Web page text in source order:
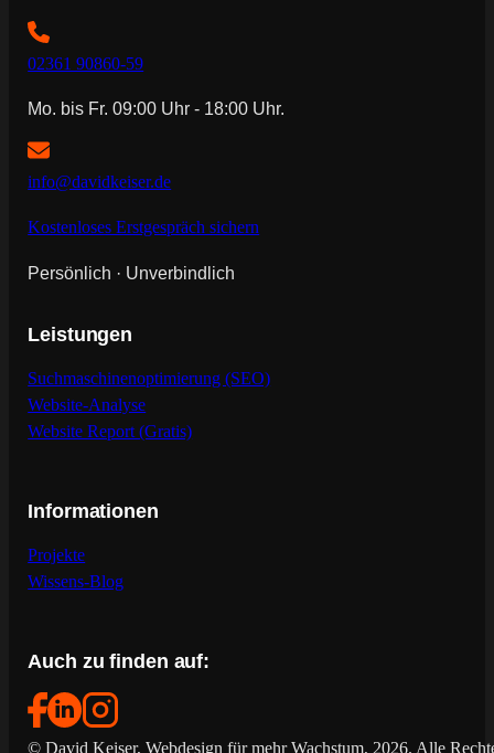
02361 90860-59
Mo. bis Fr. 09:00 Uhr - 18:00 Uhr.
info@davidkeiser.de
Kostenloses Erstgespräch sichern
Persönlich · Unverbindlich
Leistungen
Suchmaschinenoptimierung (SEO)
Website-Analyse
Website Report (Gratis)
Informationen
Projekte
Wissens-Blog
Auch zu finden auf:
© David Keiser, Webdesign für mehr Wachstum, 2026. Alle